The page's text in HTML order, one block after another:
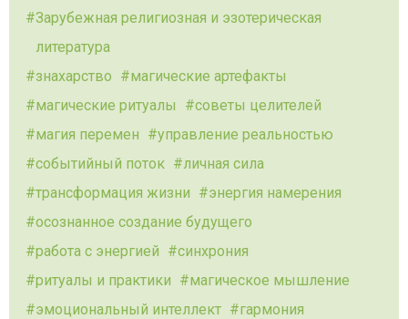
Зарубежная религиозная и эзотерическая
литература
знахарство
магические артефакты
магические ритуалы
советы целителей
магия перемен
управление реальностью
событийный поток
личная сила
трансформация жизни
энергия намерения
осознанное создание будущего
работа с энергией
синхрония
ритуалы и практики
магическое мышление
эмоциональный интеллект
гармония